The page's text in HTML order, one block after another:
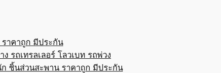
าคาถูก มีประกัน
รถเทรลเลอร์ โลวเบท รถพ่วง
ชิ้นส่วนสะพาน ราคาถูก มีประกัน